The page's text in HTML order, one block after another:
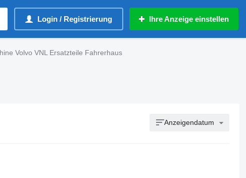
Login / Registrierung Ihre Anzeige einstellen
Volvo VNL Ersatzteile Fahrerhaus
Anzeigendatum